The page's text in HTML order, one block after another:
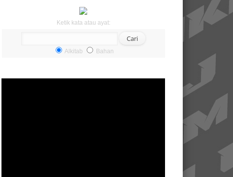
Ketik kata atau ayat:
Alkitab Bahan